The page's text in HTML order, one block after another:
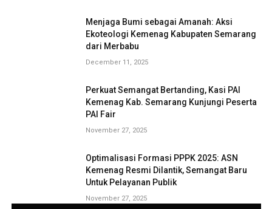
Menjaga Bumi sebagai Amanah: Aksi
Ekoteologi Kemenag Kabupaten Semarang
dari Merbabu
December 11, 2025
Perkuat Semangat Bertanding, Kasi PAI
Kemenag Kab. Semarang Kunjungi Peserta
PAI Fair
November 27, 2025
Optimalisasi Formasi PPPK 2025: ASN
Kemenag Resmi Dilantik, Semangat Baru
Untuk Pelayanan Publik
November 27, 2025